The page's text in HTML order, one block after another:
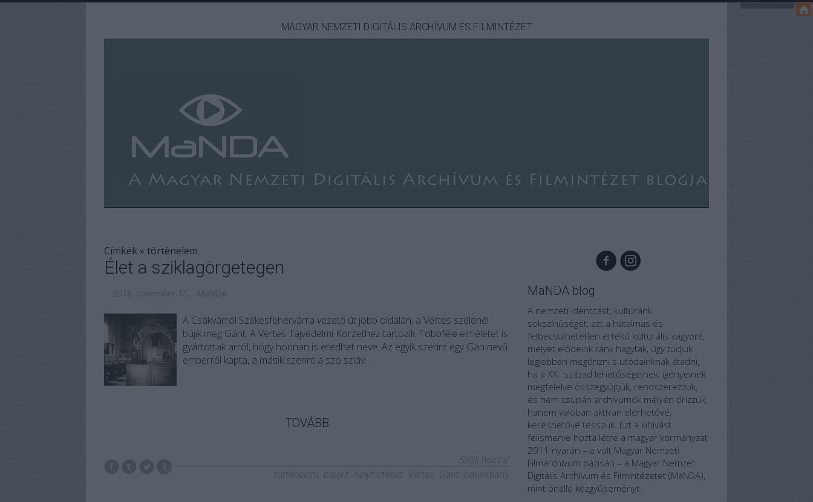
MAGYAR NEMZETI DIGITÁLIS ARCHÍVUM ÉS FILMINTÉZET
Címkék » történelem
Élet a sziklagörgetegen
2016. november 15. MaNDA
A Csákvárról Székesfehérvárra vezető út jobb oldalán, a Vértes szélénél
bújik meg Gánt. A Vértes Tájvédelmi Körzethez tartozik. Többféle elméletet is
gyártottak arról, hogy honnan is eredhet neve. Az egyik szerint egy Gan nevű
emberről kapta, a másik szerint a szó szláv…
TOVÁBB
Szólj hozzá!
történelem bauxit helytörténet Vértes Gánt bauxitbány
MaNDA blog
A nemzeti identitást, kultúránk
sokszínűségét, azt a hatalmas és
felbecsülhetetlen értékű kulturális vagyont,
melyet elődeink ránk hagytak, úgy tudjuk
legjobban megőrizni s utódainknak átadni,
ha a XXI. század lehetőségeinek, igényeinek
megfelelve összegyűjtjük, rendszerezzük,
és nem csupán archívumok mélyén őrizzük,
hanem valóban aktívan elérhetővé,
kereshetővé tesszük. Ezt a kihívást
felismerve hozta létre a magyar kormányzat
2011 nyarán – a volt Magyar Nemzeti
Filmarchívum bázisán – a Magyar Nemzeti
Digitális Archívum és Filmintézetet (MaNDA),
mint önálló közgyűjteményt.